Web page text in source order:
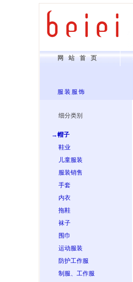
网站首页
服装服饰
细分类别
→帽子
鞋业
儿童服装
服装销售
手套
内衣
拖鞋
袜子
围巾
运动服装
防护工作服
制服、工作服